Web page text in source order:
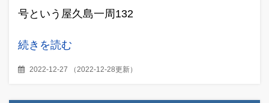
号という屋久島一周132
続きを読む
2022-12-27 （2022-12-28更新）